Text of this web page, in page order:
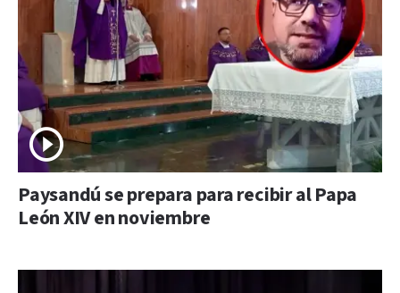
Paysandú se prepara para recibir al Papa
León XIV en noviembre